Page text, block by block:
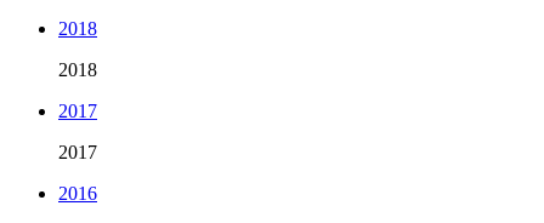
2018
2018
2017
2017
2016